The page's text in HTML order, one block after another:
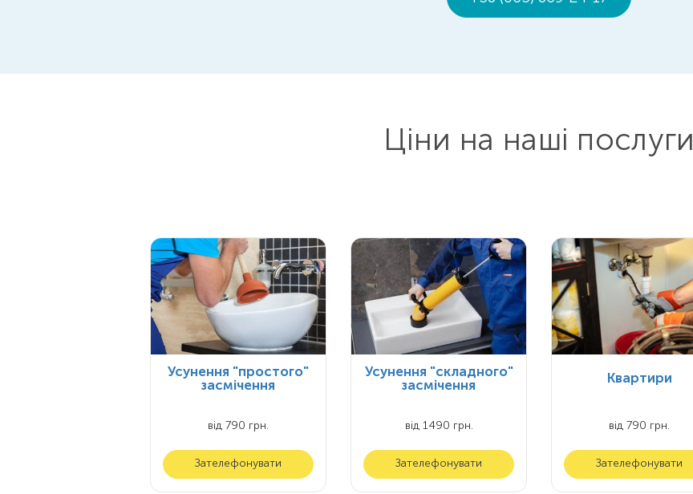
Ціни на наші послуги
Усунення "простого"
засмічення
від 790 грн.
Зателефонувати
Усунення "складного"
засмічення
від 1490 грн.
Зателефонувати
Квартири
від 790 грн.
Зателефонувати